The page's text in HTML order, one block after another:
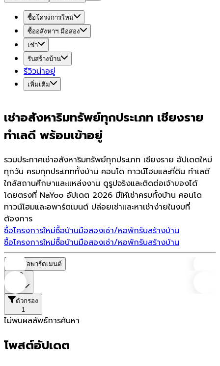
ซื้อโครงการใหม่
ซื้ออสังหาฯ มือสอง
เช่า
รับสร้างบ้าน
รีวิวน่าอยู่
เพิ่มเติม
เช่าอสังหาริมทรัพย์ทุกประเภท เชียงราย
ทำเลดี พร้อมเข้าอยู่
รวมประกาศเช่าอสังหาริมทรัพย์ทุกประเภท เชียงราย อัปเดตใหม่
ทุกวัน ครบทุกประเภททั้งบ้าน คอนโด ทาวน์โฮมและที่ดิน ทำเลดี
ใกล้สถานศึกษาและแหล่งงาน ดูรูปจริงและติดต่อเจ้าของได้
โดยตรงที่ NaYoo อัปเดต 2026 มีให้เช่าครบทั้งบ้าน คอนโด
ทาวน์โฮมและอพาร์ตเมนต์ ปล่อยเช่าและหาเช่าง่ายในงบที่
ต้องการ
ซื้อโครงการใหม่ซื้อบ้านมือสองเช่า/หอพักรับสร้างบ้าน
ซื้อโครงการใหม่ซื้อบ้านมือสองเช่า/หอพักรับสร้างบ้าน
หอพัก/อพาร์ตเมนต์
ตัวกรอง
1
ไม่พบผลลัพธ์การค้นหา
โพสต์อัปเดต